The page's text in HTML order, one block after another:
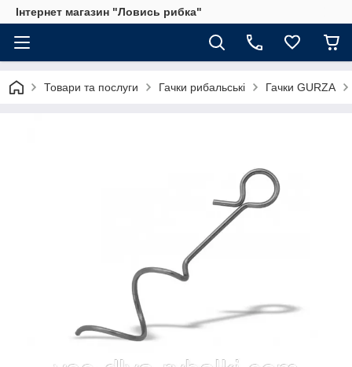
Інтернет магазин "Ловись рибка"
Товари та послуги Гачки рибальські Гачки GURZA